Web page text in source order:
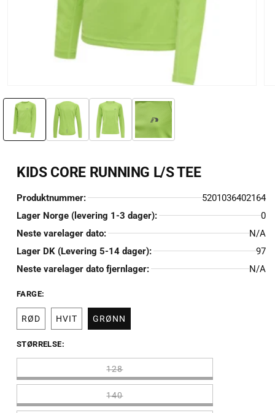
medie
modal
KIDS CORE RUNNING L/S TEE
Produktnummer:
5201036402164
Lager Norge (levering 1-3 dager):
0
Neste varelager dato:
N/A
Lager DK (Levering 5-14 dager):
97
Neste varelager dato fjernlager:
N/A
FARGE:
RØD HVIT GRØNN
STØRRELSE:
128
140